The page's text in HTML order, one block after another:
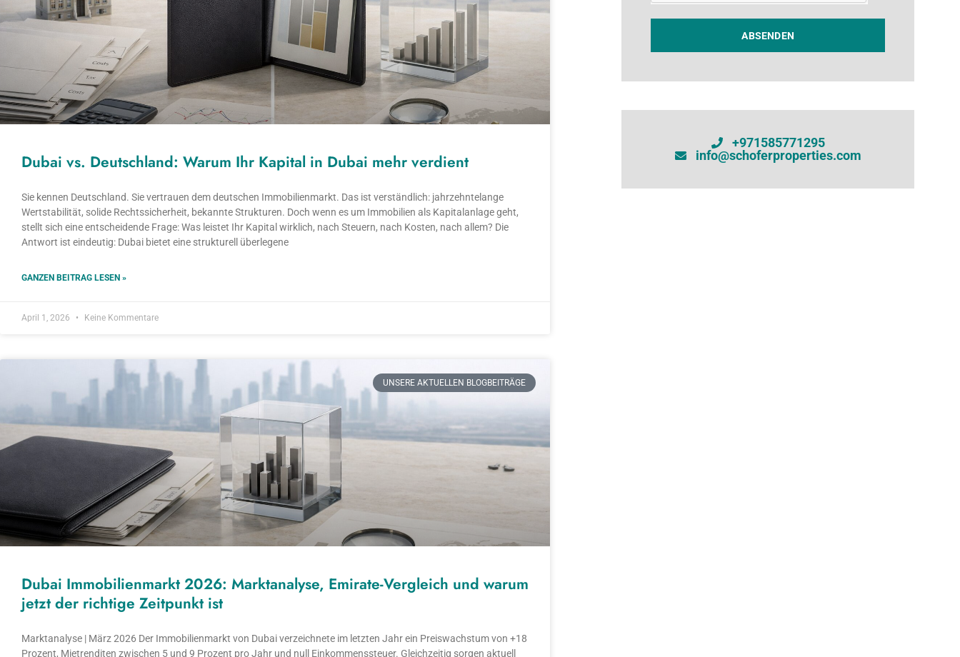
Dubai vs. Deutschland: Warum Ihr Kapital in Dubai mehr verdient
Sie kennen Deutschland. Sie vertrauen dem deutschen Immobilienmarkt. Das ist verständlich: jahrzehntelange
Wertstabilität, solide Rechtssicherheit, bekannte Strukturen. Doch wenn es um Immobilien als Kapitalanlage geht,
stellt sich eine entscheidende Frage: Was leistet Ihr Kapital wirklich, nach Steuern, nach Kosten, nach allem? Die
Antwort ist eindeutig: Dubai bietet eine strukturell überlegene
GANZEN BEITRAG LESEN »
April 1, 2026 Keine Kommentare
UNSERE AKTUELLEN BLOGBEITRÄGE
Dubai Immobilienmarkt 2026: Marktanalyse, Emirate-Vergleich und warum
jetzt der richtige Zeitpunkt ist
Marktanalyse | März 2026 Der Immobilienmarkt von Dubai verzeichnete im letzten Jahr ein Preiswachstum von +18
Prozent, Mietrenditen zwischen 5 und 9 Prozent pro Jahr und null Einkommenssteuer. Gleichzeitig sorgen aktuell
ABSENDEN
+971585771295
info@schoferproperties.com